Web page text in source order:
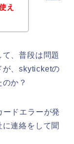
え
、普段は問題
が、skyticketの
か？
ドエラーが発
連絡をして聞